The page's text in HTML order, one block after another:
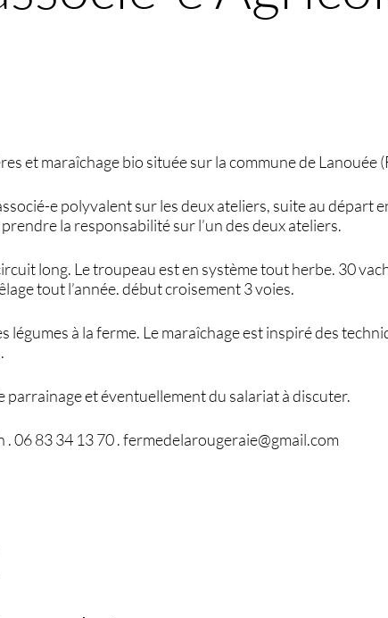
et maraîchage bio située sur la commune de Lanouée
e polyvalent sur les deux ateliers, suite au départ
la responsabilité sur l’un des deux ateliers.
long. Le troupeau est en système tout herbe. 30
tout l’année. début croisement 3 voies.
légumes à la ferme. Le maraîchage est inspiré des
parrainage et éventuellement du salariat à discuter.
. 06 83 34 13 70 . fermedelarougeraie@gmail.com